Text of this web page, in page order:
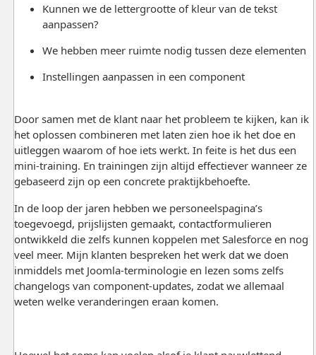
Kunnen we de lettergrootte of kleur van de tekst
aanpassen?
We hebben meer ruimte nodig tussen deze elementen
Instellingen aanpassen in een component
Door samen met de klant naar het probleem te kijken, kan ik
het oplossen combineren met laten zien hoe ik het doe en
uitleggen waarom of hoe iets werkt. In feite is het dus een
mini-training. En trainingen zijn altijd effectiever wanneer ze
gebaseerd zijn op een concrete praktijkbehoefte.
In de loop der jaren hebben we personeels­pagina’s
toegevoegd, prijslijsten gemaakt, contactformulieren
ontwikkeld die zelfs kunnen koppelen met Salesforce en nog
veel meer. Mijn klanten bespreken het werk dat we doen
inmiddels met Joomla-terminologie en lezen soms zelfs
changelogs van component-updates, zodat we allemaal
weten welke veranderingen eraan komen.